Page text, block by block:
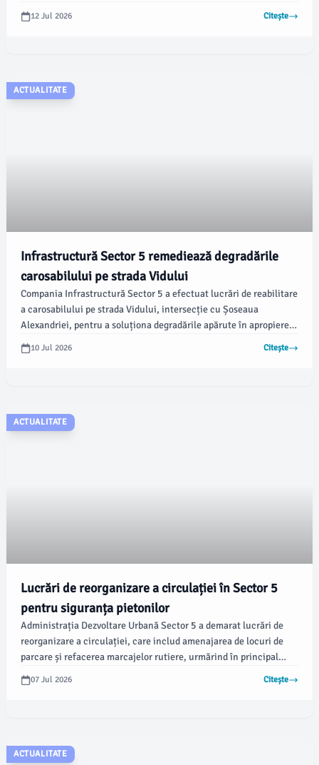
traficului. Potrivit instituției, aceste lucrări au fost realizate în
mai multe locații cheie.
12 Jul 2026 Citește
ACTUALITATE
Infrastructură Sector 5 remediează degradările
carosabilului pe strada Vidului
Compania Infrastructură Sector 5 a efectuat lucrări de reabilitare
a carosabilului pe strada Vidului, intersecție cu Șoseaua
Alexandriei, pentru a soluționa degradările apărute în apropierea
unei treceri de pietoni. Potrivit newsbucuresti.ro, intervenția a
avut ca scop îmbunătățirea condițiilor de deplasare și creșterea
10 Jul 2026 Citește
ACTUALITATE
Lucrări de reorganizare a circulației în Sector 5
pentru siguranța pietonilor
Administrația Dezvoltare Urbană Sector 5 a demarat lucrări de
reorganizare a circulației, care includ amenajarea de locuri de
parcare și refacerea marcajelor rutiere, urmărind în principal
siguranța pietonilor și fluidizarea traficului. Aceste acțiuni sunt
menționate într-un comunicat recent al administrației.
07 Jul 2026 Citește
ACTUALITATE